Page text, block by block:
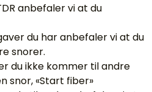
anbefaler vi at du
du har anbefaler vi at du
snorer.
du ikke kommer til andre
snor, «Start fiber»